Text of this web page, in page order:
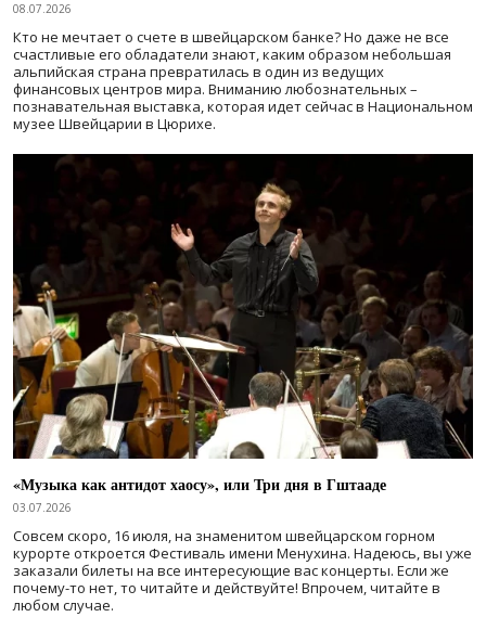
08.07.2026
Кто не мечтает о счете в швейцарском банке? Но даже не все
счастливые его обладатели знают, каким образом небольшая
альпийская страна превратилась в один из ведущих
финансовых центров мира. Вниманию любознательных –
познавательная выставка, которая идет сейчас в Национальном
музее Швейцарии в Цюрихе.
«Музыка как антидот хаосу», или Три дня в Гштааде
03.07.2026
Совсем скоро, 16 июля, на знаменитом швейцарском горном
курорте откроется Фестиваль имени Менухина. Надеюсь, вы уже
заказали билеты на все интересующие вас концерты. Если же
почему-то нет, то читайте и действуйте! Впрочем, читайте в
любом случае.